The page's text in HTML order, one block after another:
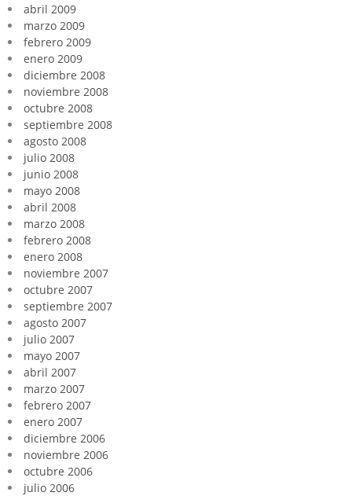
abril 2009
marzo 2009
febrero 2009
enero 2009
diciembre 2008
noviembre 2008
octubre 2008
septiembre 2008
agosto 2008
julio 2008
junio 2008
mayo 2008
abril 2008
marzo 2008
febrero 2008
enero 2008
noviembre 2007
octubre 2007
septiembre 2007
agosto 2007
julio 2007
mayo 2007
abril 2007
marzo 2007
febrero 2007
enero 2007
diciembre 2006
noviembre 2006
octubre 2006
julio 2006